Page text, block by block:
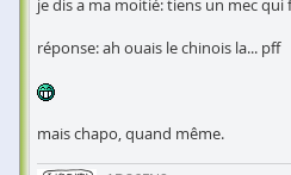
je dis a ma moitié: tiens un mec qui
réponse: ah ouais le chinois la... pff
mais chapo, quand même.